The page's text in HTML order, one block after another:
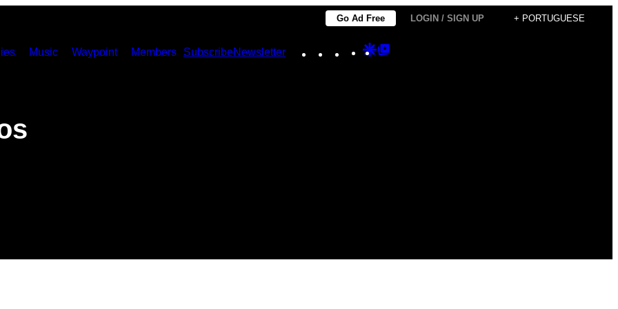
Go Ad Free LOGIN / SIGN UP + PORTUGUESE
Music Waypoint Members SubscribeNewsletter Instagram
TikTokYouTube
Google